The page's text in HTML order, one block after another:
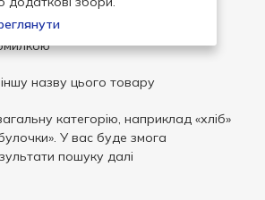
вашого запиту, можливо він
назву цього товару
категорію, наприклад «хліб»
У вас буде змога
пошуку далі